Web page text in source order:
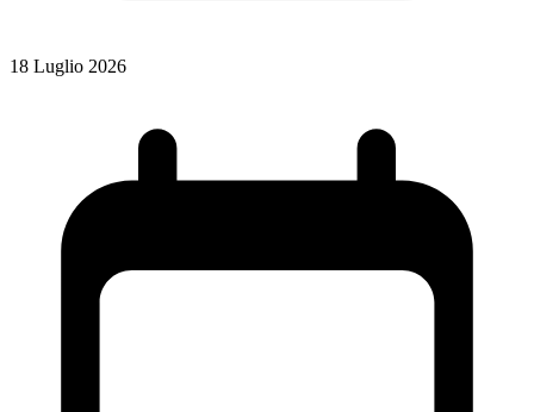
18 Luglio 2026